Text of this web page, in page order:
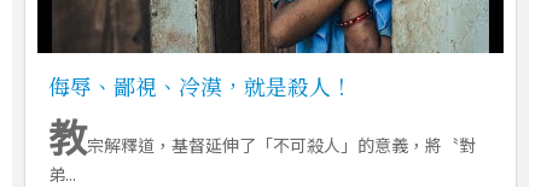
侮辱、鄙視、冷漠，就是殺人！
教宗解釋道，基督延伸了「不可殺人」的意義，將〝對
弟...